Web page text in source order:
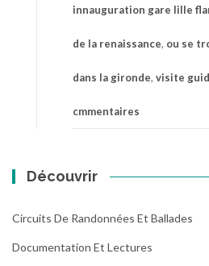
innauguration gare lille
de la renaissance, ou se
dans la gironde, visite
cmmentaires
Découvrir
Circuits De Randonnées Et Ballades
Documentation Et Lectures